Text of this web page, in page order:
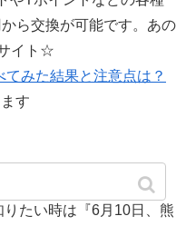
ら交換が可能です。あの
イト☆
みた結果と注意点は？
す
たい時は『6月10日、熊